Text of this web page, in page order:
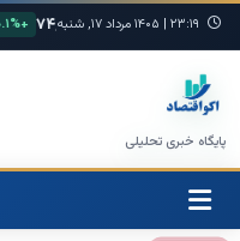
۲۳:۱۹ | ۱۴۰۵ مرداد ۱۷, شنبه +۰.۳% یورو:۷۴,۸۰۰ +۰.۱% طلای ۱۸ عیار:
پایگاه خبری تحلیلی